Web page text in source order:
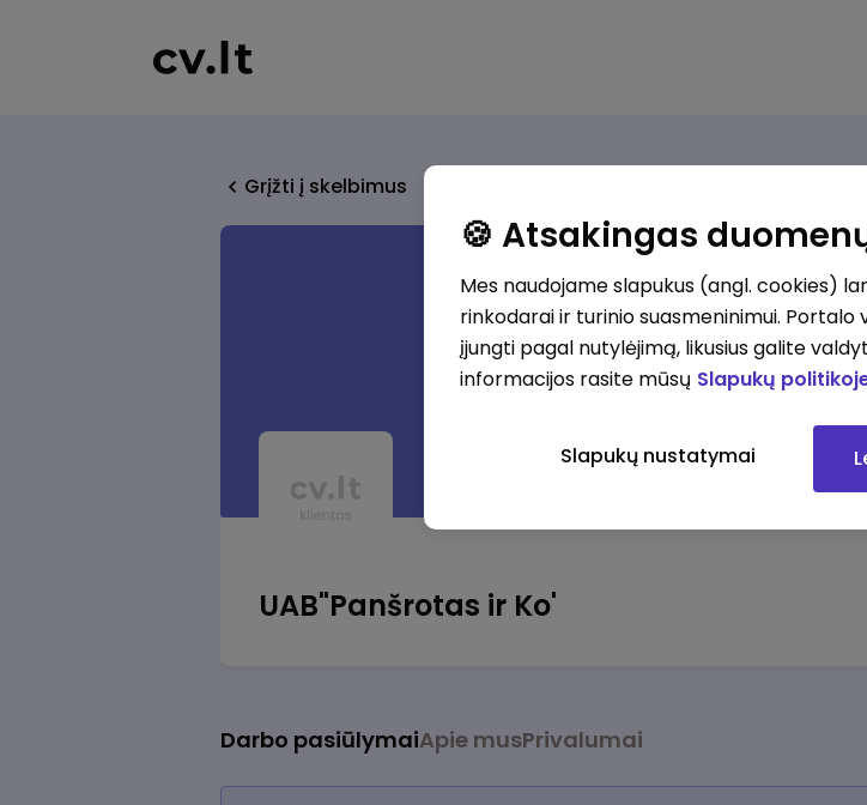
Grįžti į skelbimus
UAB"Panšrotas ir Ko'
Darbo pasiūlymaiApie musPrivalumai
🍪 Atsakingas
Mes naudojame slapukus (angl. cookies)
rinkodarai ir turinio suasmeninimui. Portalo
įjungti pagal nutylėjimą, likusius galite
informacijos rasite mūsų Slapukų
Slapukų nustatymai